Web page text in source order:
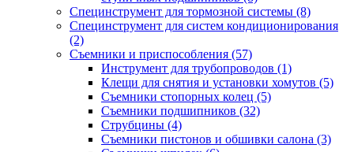
Специнструмент для тормозной системы (8)
Специнструмент для систем кондиционирования
(2)
Съемники и приспособления (57)
Инструмент для трубопроводов (1)
Клещи для снятия и установки хомутов (5)
Съемники стопорных колец (5)
Съемники подшипников (32)
Струбцины (4)
Съемники пистонов и обшивки салона (3)